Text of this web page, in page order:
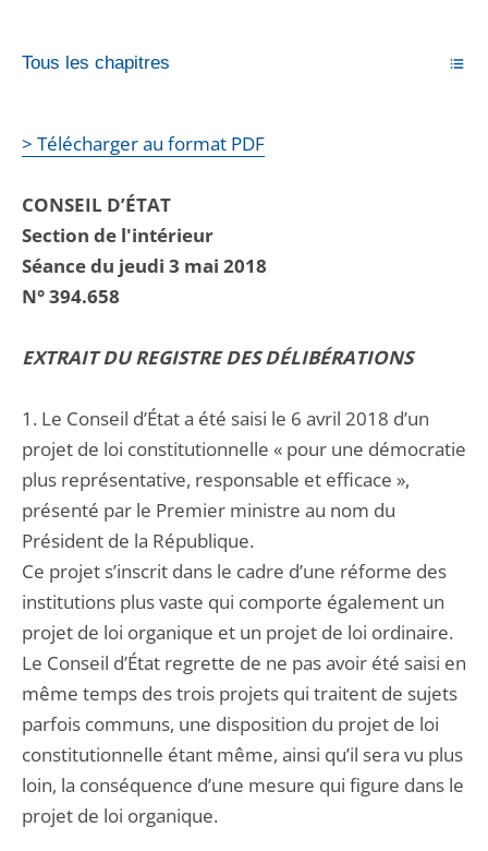
Tous les chapitres
> Télécharger au format PDF
CONSEIL D’ÉTAT
Section de l'intérieur
Séance du jeudi 3 mai 2018
N° 394.658
EXTRAIT DU REGISTRE DES DÉLIBÉRATIONS
1. Le Conseil d’État a été saisi le 6 avril 2018 d’un
projet de loi constitutionnelle « pour une démocratie
plus représentative, responsable et efficace »,
présenté par le Premier ministre au nom du
Président de la République.
Ce projet s’inscrit dans le cadre d’une réforme des
institutions plus vaste qui comporte également un
projet de loi organique et un projet de loi ordinaire.
Le Conseil d’État regrette de ne pas avoir été saisi en
même temps des trois projets qui traitent de sujets
parfois communs, une disposition du projet de loi
constitutionnelle étant même, ainsi qu’il sera vu plus
loin, la conséquence d’une mesure qui figure dans le
projet de loi organique.